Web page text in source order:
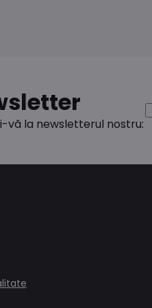
vă la newsletterul nostru: